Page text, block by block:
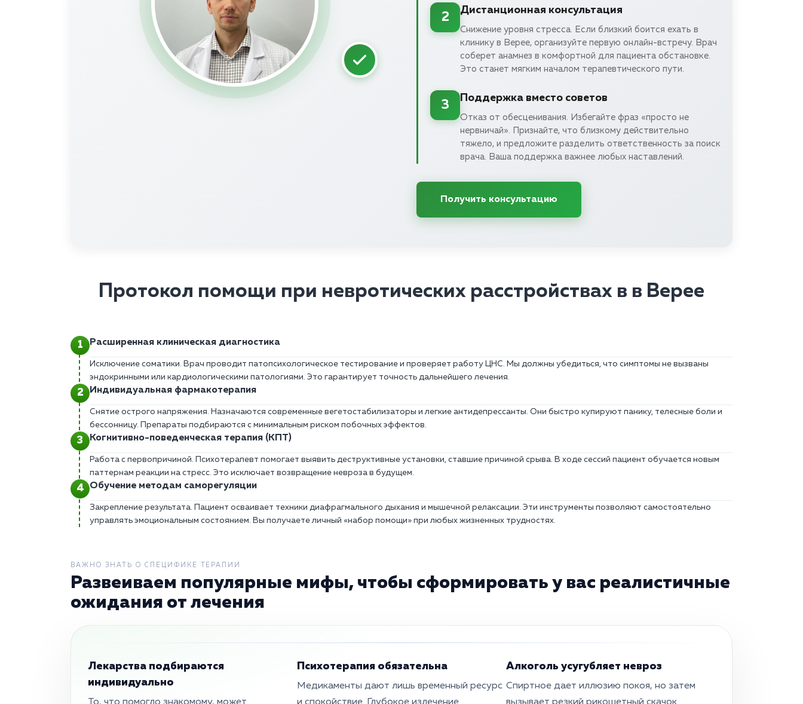
2
Дистанционная консультация
Снижение уровня стресса. Если близкий боится ехать в
клинику в Верее, организуйте первую онлайн-встречу. Врач
соберет анамнез в комфортной для пациента обстановке.
Это станет мягким началом терапевтического пути.
3
Поддержка вместо советов
Отказ от обесценивания. Избегайте фраз «просто не
нервничай». Признайте, что близкому действительно
тяжело, и предложите разделить ответственность за поиск
врача. Ваша поддержка важнее любых наставлений.
Получить консультацию
Протокол помощи при невротических расстройствах в в Верее
Расширенная клиническая диагностика
Исключение соматики. Врач проводит патопсихологическое тестирование и проверяет работу ЦНС. Мы должны убедиться, что симптомы не вызваны
эндокринными или кардиологическими патологиями. Это гарантирует точность дальнейшего лечения.
Индивидуальная фармакотерапия
Снятие острого напряжения. Назначаются современные вегетостабилизаторы и легкие антидепрессанты. Они быстро купируют панику, телесные боли и
бессонницу. Препараты подбираются с минимальным риском побочных эффектов.
Когнитивно-поведенческая терапия (КПТ)
Работа с первопричиной. Психотерапевт помогает выявить деструктивные установки, ставшие причиной срыва. В ходе сессий пациент обучается новым
паттернам реакции на стресс. Это исключает возвращение невроза в будущем.
Обучение методам саморегуляции
Закрепление результата. Пациент осваивает техники диафрагмального дыхания и мышечной релаксации. Эти инструменты позволяют самостоятельно
управлять эмоциональным состоянием. Вы получаете личный «набор помощи» при любых жизненных трудностях.
ВАЖНО ЗНАТЬ О СПЕЦИФИКЕ ТЕРАПИИ
Развеиваем популярные мифы, чтобы сформировать у вас реалистичные
ожидания от лечения
Лекарства подбираются
индивидуально
Психотерапия обязательна
Медикаменты дают лишь временный ресурс
Алкоголь усугубляет невроз
Спиртное дает иллюзию покоя, но затем